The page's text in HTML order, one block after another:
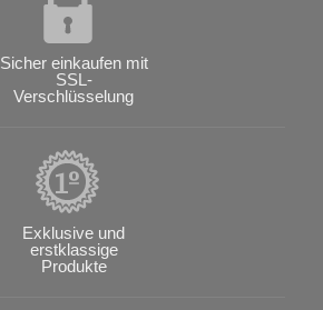
Sicher einkaufen mit
SSL-
Verschlüsselung
Exklusive und
erstklassige
Produkte